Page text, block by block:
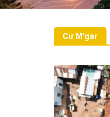
Cư M'gar